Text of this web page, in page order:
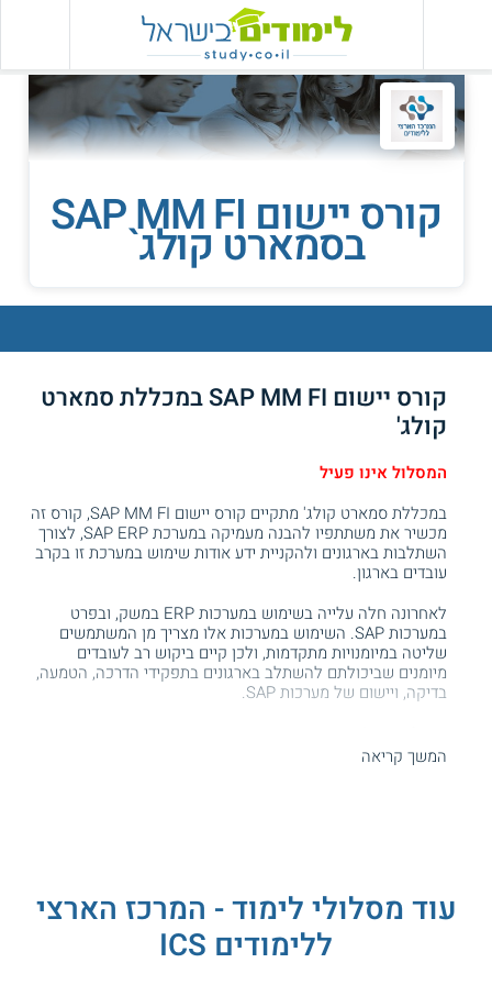
קורס יישום SAP MM FI
בסמארט קולג`
קורס יישום SAP MM FI במכללת סמארט
קולג'
המסלול אינו פעיל
במכללת סמארט קולג' מתקיים קורס יישום SAP MM FI, קורס זה
מכשיר את משתתפיו להבנה מעמיקה במערכת SAP ERP, לצורך
השתלבות בארגונים ולהקניית ידע אודות שימוש במערכת זו בקרב
עובדים בארגון.
לאחרונה חלה עלייה בשימוש במערכות ERP במשק, ובפרט
במערכות SAP. השימוש במערכות אלו מצריך מן המשתמשים
שליטה במיומנויות מתקדמות, ולכן קיים ביקוש רב לעובדים
מיומנים שביכולתם להשתלב בארגונים בתפקידי הדרכה, הטמעה,
בדיקה, ויישום של מערכות SAP.
ורכש), מודל FI (מודל בחשבונאות פיננסית), מודל CO (מודל
בתחום החשבונאות, התמחיר, הבקרה והתקציב), ומודל SD (מודל
המשך קריאה
עוד מסלולי לימוד - המרכז הארצי
ללימודים ICS